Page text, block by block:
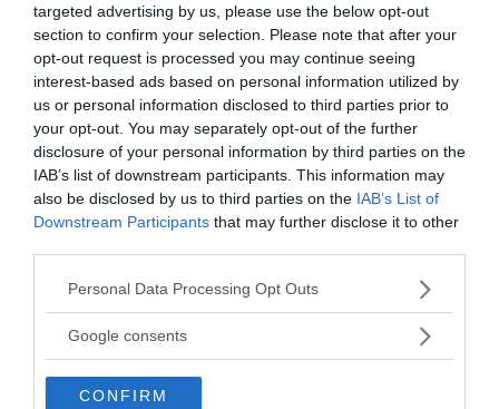
targeted advertising by us, please use the below opt-out
section to confirm your selection. Please note that after your
opt-out request is processed you may continue seeing
interest-based ads based on personal information utilized by
us or personal information disclosed to third parties prior to
your opt-out. You may separately opt-out of the further
disclosure of your personal information by third parties on the
IAB’s list of downstream participants. This information may
also be disclosed by us to third parties on the IAB’s List of
Downstream Participants that may further disclose it to other
Please note that this website/app uses one or more Google
not limited to your visit or usage behaviour. You may click to
use your data for below specified purposes in below Google
consent section.
Personal Data Processing Opt Outs
Google consents
CONFIRM
Continua a leggere dopo la pubblicità
È vero infatti che i social network sono per larga
parte anche teatro della messa in scena di
un’ immagine ideale di se stessi , tanto finta quanto
riduttiva, con la quale cerchiamo di fornire agli altri
Tempo fa uscì ad esempio la notizia secondo la
qualemolti utenti italiani di Facebook
pubblicherebberofalse fotoal fine di convincere i
propri amici di essere stati in